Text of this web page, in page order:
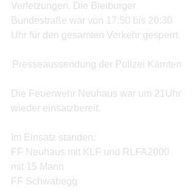
Verletzungen. Die Bleiburger
Bundestraße war von 17:50 bis 20:30
Uhr für den gesamten Verkehr gesperrt.
Presseaussendung der Polizei Kärnten
Die Feuerwehr Neuhaus war um 21Uhr
wieder einsatzbereit.
Im Einsatz standen:
FF Neuhaus mit KLF und RLFA2000
mit 15 Mann
FF Schwabegg